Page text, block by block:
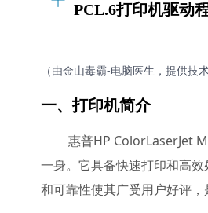
PCL.6打印机驱动
（由金山毒霸-电脑医生，提供技术
一、打印机简介
惠普HP ColorLaserJet
一身。它具备快速打印和高
和可靠性使其广受用户好评，